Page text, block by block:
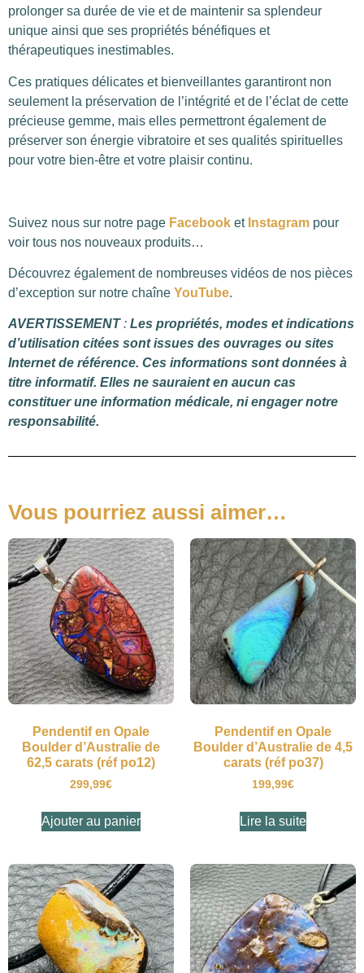
prolonger sa durée de vie et de maintenir sa splendeur
unique ainsi que ses propriétés bénéfiques et
thérapeutiques inestimables.
Ces pratiques délicates et bienveillantes garantiront non
seulement la préservation de l’intégrité et de l’éclat de cette
précieuse gemme, mais elles permettront également de
préserver son énergie vibratoire et ses qualités spirituelles
pour votre bien-être et votre plaisir continu.
Suivez nous sur notre page Facebook et Instagram pour
voir tous nos nouveaux produits…
Découvrez également de nombreuses vidéos de nos pièces
d’exception sur notre chaîne YouTube.
AVERTISSEMENT: Les propriétés, modes et indications
d’utilisation citées sont issues des ouvrages ou sites
Internet de référence. Ces informations sont données à
titre informatif. Elles ne sauraient en aucun cas
constituer une information médicale, ni engager notre
responsabilité.
Vous pourriez aussi aimer…
Pendentif en Opale
Boulder d’Australie de
62,5 carats (réf po12)
299,99€
Ajouter au panier
Pendentif en Opale
Boulder d’Australie de 4,5
carats (réf po37)
199,99€
Lire la suite